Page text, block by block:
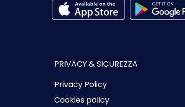
PRIVACY & SICUREZZA
Privacy Policy
Cookies policy